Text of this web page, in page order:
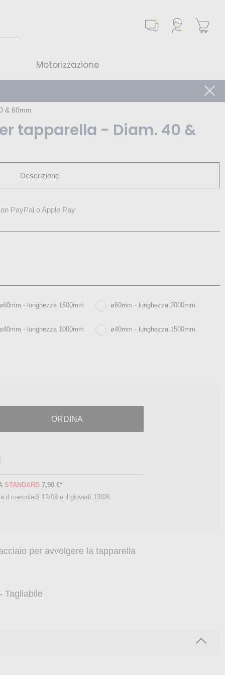
Motorizzazione
& 60mm
tapparella - Diam. 40 &
Descrizione
PayPal o Apple Pay
ø60mm - lunghezza 1500mm ø60mm - lunghezza 2000mm
ø40mm - lunghezza 1000mm ø40mm - lunghezza 1500mm
ORDINA
STANDARD 7,90 €*
il mercoledì 12/08 e il giovedì 13/08.
per avvolgere la tapparella
Tagliabile